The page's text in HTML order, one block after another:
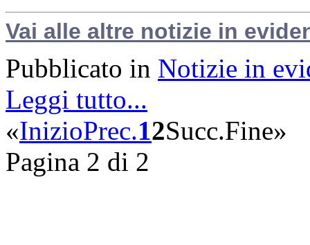
Vai alle altre notizie in
Pubblicato in Notizie in
Leggi tutto...
«InizioPrec.12Succ.Fine»
Pagina 2 di 2